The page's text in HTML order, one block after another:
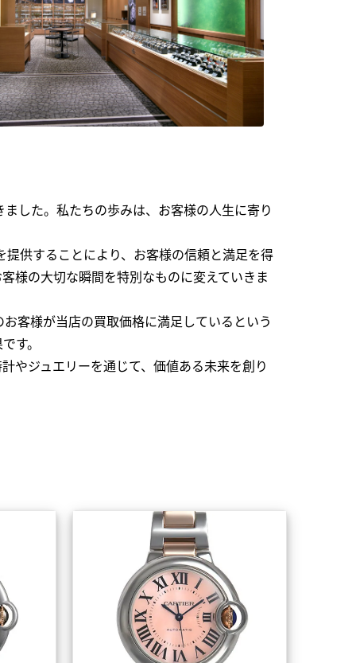
した。私たちの歩みは、お客様の人生に寄り
供することにより、お客様の信頼と満足を得
様の大切な瞬間を特別なものに変えていきま
客様が当店の買取価格に満足しているという
す。
やジュエリーを通じて、価値ある未来を創り